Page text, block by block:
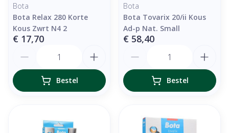
Bota
Bota Relax 280 Korte
Kous Zwrt N4 2
€ 17,70
Bestel
Bota
Bota Tovarix 20/ii Kous
Ad-p Nat. Small
€ 58,40
Bestel